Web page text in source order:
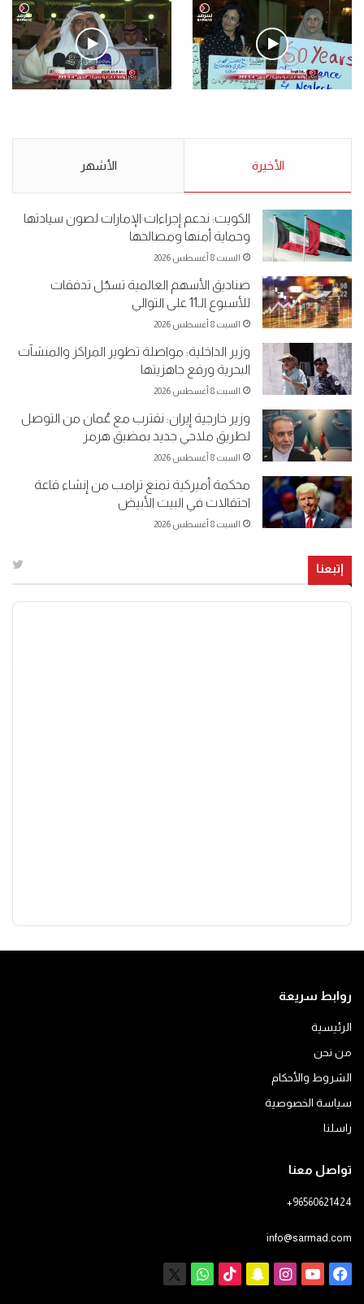
فيديو
.وقفة احتجاجية رمزية لـ”#البدون” في ساحة الإرادة 4-5-2019.
الأحد 5 مايو 2019
5-2019.
نبيع مخدرات يعني ولا خمر؟!.
الأخيرة الأشهر
الكويت: ندعم إجراءات الإمارات لصون سيادتها
وحماية أمنها ومصالحها
السبت 8 أغسطس 2026
صناديق الأسهم العالمية تسجّل تدفقات
للأسبوع الـ11 على التوالي
السبت 8 أغسطس 2026
وزير الداخلية: مواصلة تطوير المراكز والمنشآت
البحرية ورفع جاهزيتها
السبت 8 أغسطس 2026
وزير خارجية إيران: نقترب مع عُمان من التوصل
لطريق ملاحي جديد بمضيق هرمز
السبت 8 أغسطس 2026
محكمة أميركية تمنع ترامب من إنشاء قاعة
احتفالات في البيت الأبيض
السبت 8 أغسطس 2026
إتبعنا
روابط سريعة
الرئيسية
من نحن
الشروط والأحكام
سياسة الخصوصية
راسلنا
تواصل معنا
+96560621424
info@sarmad.com
فيسبوكيوتيوبانستقرام
سناب ‫TikTokواتساب